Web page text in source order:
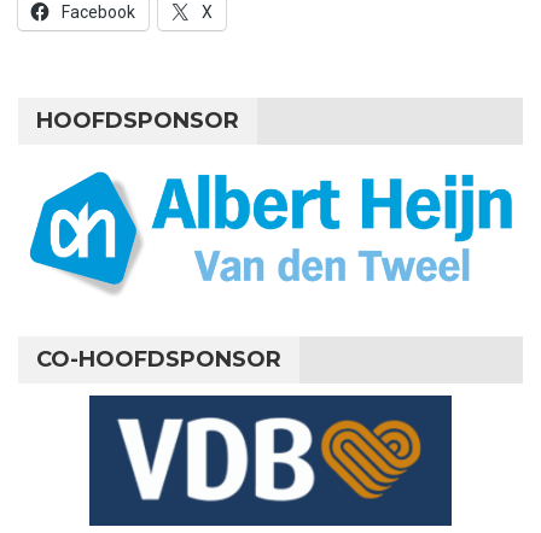
Facebook X
HOOFDSPONSOR
CO-HOOFDSPONSOR